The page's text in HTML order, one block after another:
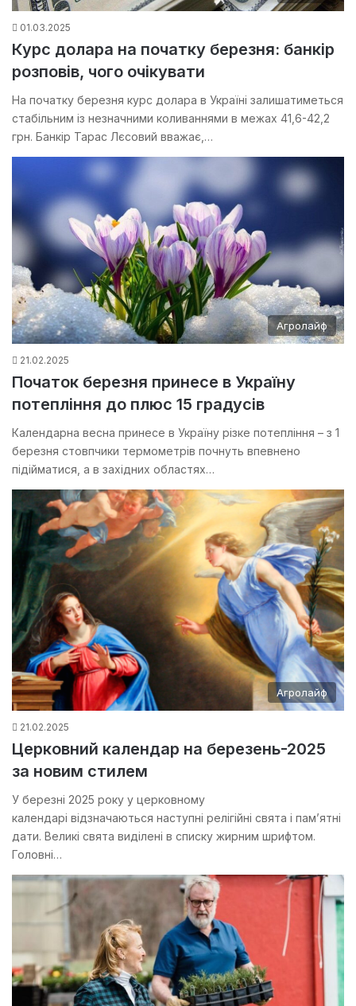
01.03.2025
Курс долара на початку березня: банкір
розповів, чого очікувати
На початку березня курс долара в Україні залишатиметься
стабільним із незначними коливаннями в межах 41,6-42,2
грн. Банкір Тарас Лєсовий вважає,…
Агролайф
21.02.2025
Початок березня принесе в Україну
потепління до плюс 15 градусів
Календарна весна принесе в Україну різке потепління – з 1
березня стовпчики термометрів почнуть впевнено
підійматися, а в західних областях…
Агролайф
21.02.2025
Церковний календар на березень-2025
за новим стилем
У березні 2025 року у церковному
календарі відзначаються наступні релігійні свята і пам’ятні
дати. Великі свята виділені в списку жирним шрифтом.
Головні…